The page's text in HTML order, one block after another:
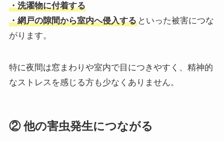
・洗濯物に付着する
・網戸の隙間から室内へ侵入するといった被害につな
がります。
特に夜間は窓まわりや室内で目につきやすく、精神的
なストレスを感じる方も少なくありません。
② 他の害虫発生につながる